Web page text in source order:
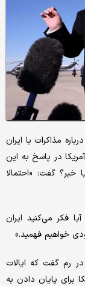
مذاکرات با ایران
در پاسخ به این
خیر؟ گفت: «احتمالا
فکر می‌کنید ایران
خواهیم فهمید.»
در رم گفت که ایالات
برای پایان دادن به